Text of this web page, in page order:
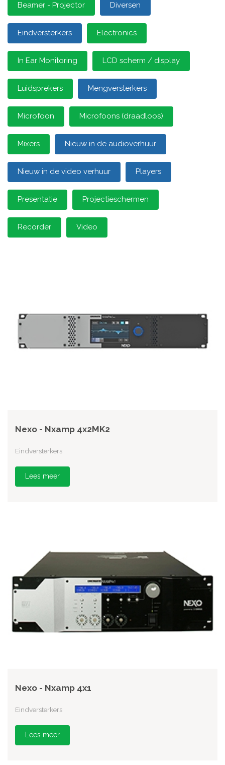
Beamer - Projector Diversen
Eindversterkers Electronics
In Ear Monitoring LCD scherm / display
Luidsprekers Mengversterkers
Microfoon Microfoons (draadloos)
Mixers Nieuw in de audioverhuur
Nieuw in de video verhuur Players
Presentatie Projectieschermen
Recorder Video
Nexo - Nxamp 4x2MK2
Eindversterkers
Lees meer
Nexo - Nxamp 4x1
Eindversterkers
Lees meer